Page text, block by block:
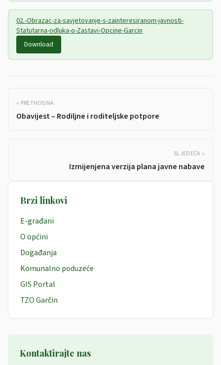
02.-Obrazac-za-savjetovanje-s-zainteresiranom-javnosti-
Statutarna-odluka-o-Zastavi-Opcine-Garcin
Download
« PRETHODNA
Obavijest – Rodiljne i roditeljske potpore
SLJEDEĆA »
Izmijenjena verzija plana javne nabave
Brzi linkovi
E-građani
O općini
Događanja
Komunalno poduzeće
GIS Portal
TZO Garčin
Kontaktirajte nas